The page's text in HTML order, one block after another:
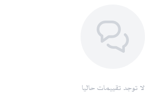
لا توجد تقييمات حاليا